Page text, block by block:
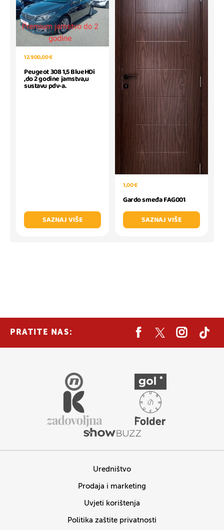
12.900,00 €
Peugeot 308 1,5 BlueHDi
,do 2 godine jamstva,u
sustavu pdv-a.
SAZNAJ VIŠE
1,00 €
Gardo smeđa FAG001
SAZNAJ VIŠE
PRATITE NAS:
Uredništvo
Prodaja i marketing
Uvjeti korištenja
Politika zaštite privatnosti